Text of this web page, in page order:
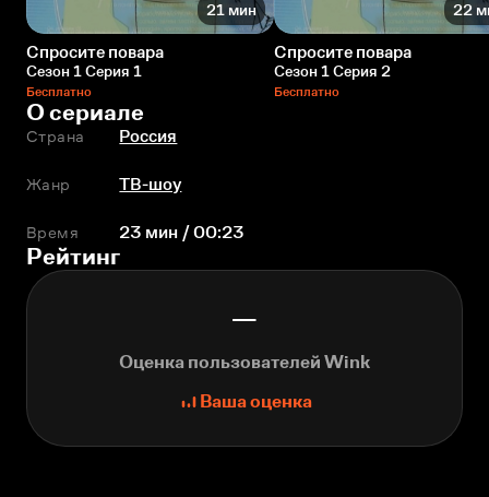
21 мин
Спросите повара
Сезон 1 Серия 1
Бесплатно
22
Спросите повара
Сезон 1 Серия 2
Бесплатно
О сериале
Страна Россия
Жанр ТВ-шоу
Время 23 мин / 00:23
Рейтинг
—
Оценка пользователей Wink
Ваша оценка